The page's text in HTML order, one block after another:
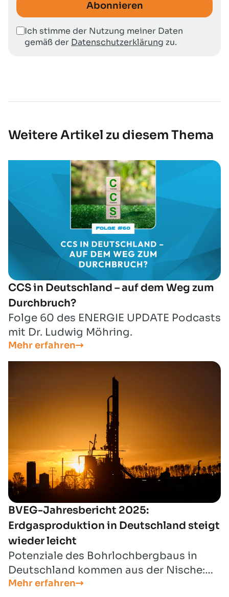
Abonnieren
Ich stimme der Nutzung meiner Daten
gemäß der Datenschutzerklärung zu.
Weitere Artikel zu diesem Thema
CCS in Deutschland – auf dem Weg zum
Durchbruch?
Folge 60 des ENERGIE UPDATE Podcasts
mit Dr. Ludwig Möhring.
Mehr erfahren
BVEG-Jahresbericht 2025:
Erdgasproduktion in Deutschland steigt
wieder leicht
Potenziale des Bohrlochbergbaus in
Deutschland kommen aus der Nische:
Neben Erdgas und Erdöl werden
Mehr erfahren